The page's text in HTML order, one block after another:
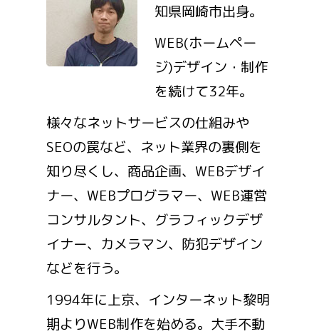
知県岡崎市出身。
WEB(ホームペー
ジ)デザイン・制作
を続けて32年。
様々なネットサービスの仕組みや
SEOの罠など、ネット業界の裏側を
知り尽くし、商品企画、WEBデザイ
ナー、WEBプログラマー、WEB運営
コンサルタント、グラフィックデザ
イナー、カメラマン、防犯デザイン
などを行う。
1994年に上京、インターネット黎明
期よりWEB制作を始める。大手不動